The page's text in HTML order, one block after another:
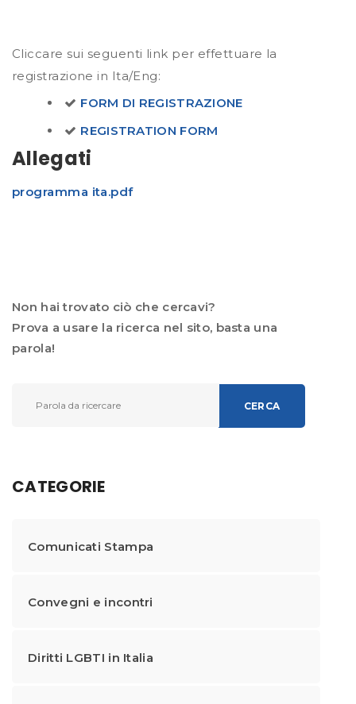
Cliccare sui seguenti link per effettuare la
registrazione in Ita/Eng:
FORM DI REGISTRAZIONE
REGISTRATION FORM
Allegati
programma ita.pdf
Non hai trovato ciò che cercavi?
Prova a usare la ricerca nel sito, basta una
parola!
CERCA
CATEGORIE
Comunicati Stampa
Convegni e incontri
Diritti LGBTI in Italia